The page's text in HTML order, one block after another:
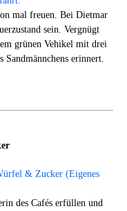
mal freuen. Bei Dietmar
sein. Vergnügt
grünen Vehikel mit drei
erinnert.
des Cafés erfüllen und